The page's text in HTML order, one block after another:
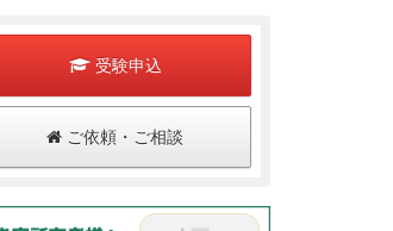
受験申込
ご依頼・ご相談